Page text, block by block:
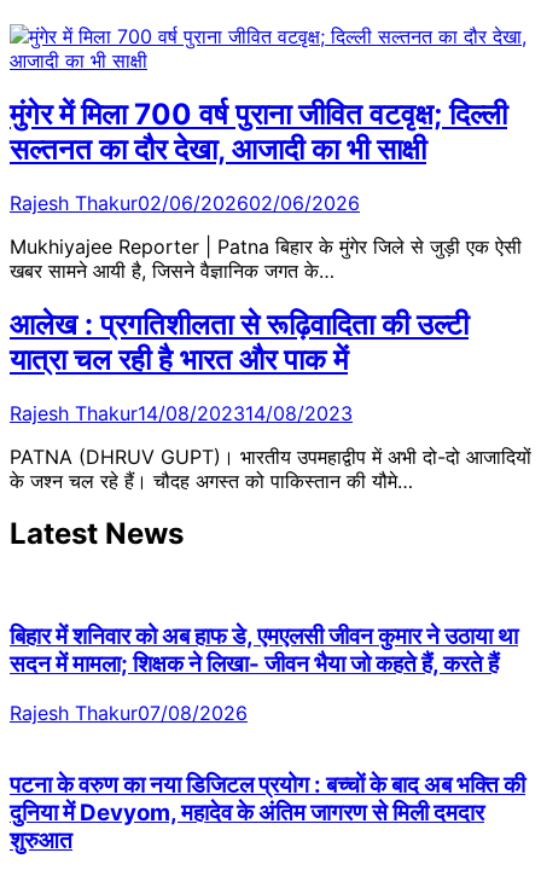
मुंगेर में मिला 700 वर्ष पुराना जीवित वटवृक्ष; दिल्ली
सल्तनत का दौर देखा, आजादी का भी साक्षी
Rajesh Thakur02/06/202602/06/2026
Mukhiyajee Reporter | Patna बिहार के मुंगेर जिले से जुड़ी एक ऐसी
खबर सामने आयी है, जिसने वैज्ञानिक जगत के…
आलेख : प्रगतिशीलता से रूढ़िवादिता की उल्टी
यात्रा चल रही है भारत और पाक में
Rajesh Thakur14/08/202314/08/2023
PATNA (DHRUV GUPT)। भारतीय उपमहाद्वीप में अभी दो-दो आजादियों
के जश्न चल रहे हैं। चौदह अगस्त को पाकिस्तान की यौमे…
Latest News
बिहार में शनिवार को अब हाफ डे, एमएलसी जीवन कुमार ने उठाया था
सदन में मामला; शिक्षक ने लिखा- जीवन भैया जो कहते हैं, करते हैं
Rajesh Thakur07/08/2026
पटना के वरुण का नया डिजिटल प्रयोग : बच्चों के बाद अब भक्ति की
दुनिया में Devyom, महादेव के अंतिम जागरण से मिली दमदार
शुरुआत